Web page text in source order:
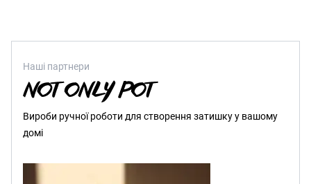
Наші партнери
Вироби ручної роботи для створення затишку у вашому
домі